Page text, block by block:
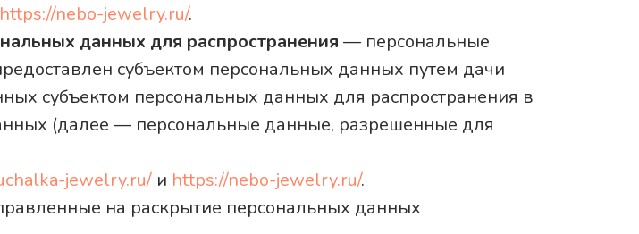
https://nebo-jewelry.ru/.
данных для распространения — персональные
субъектом персональных данных путем дачи
субъектом персональных данных для распространения в
(далее — персональные данные, разрешенные для
jewelry.ru/ и https://nebo-jewelry.ru/.
на раскрытие персональных данных